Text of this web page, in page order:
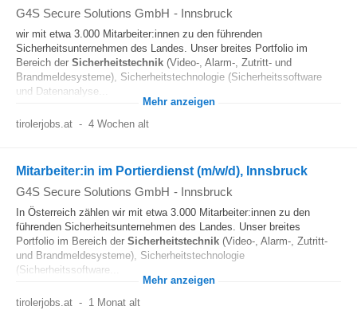
G4S Secure Solutions GmbH - Innsbruck
wir mit etwa 3.000 Mitarbeiter:innen zu den führenden
Sicherheitsunternehmen des Landes. Unser breites Portfolio im
Bereich der Sicherheitstechnik (Video-, Alarm-, Zutritt- und
Brandmeldesysteme), Sicherheitstechnologie (Sicherheitssoftware
und Datenanalyse...
Mehr anzeigen
tirolerjobs.at - 4 Wochen alt
Mitarbeiter:in im Portierdienst (m/w/d), Innsbruck
G4S Secure Solutions GmbH - Innsbruck
In Österreich zählen wir mit etwa 3.000 Mitarbeiter:innen zu den
führenden Sicherheitsunternehmen des Landes. Unser breites
Portfolio im Bereich der Sicherheitstechnik (Video-, Alarm-, Zutritt-
und Brandmeldesysteme), Sicherheitstechnologie
(Sicherheitssoftware...
Mehr anzeigen
tirolerjobs.at - 1 Monat alt